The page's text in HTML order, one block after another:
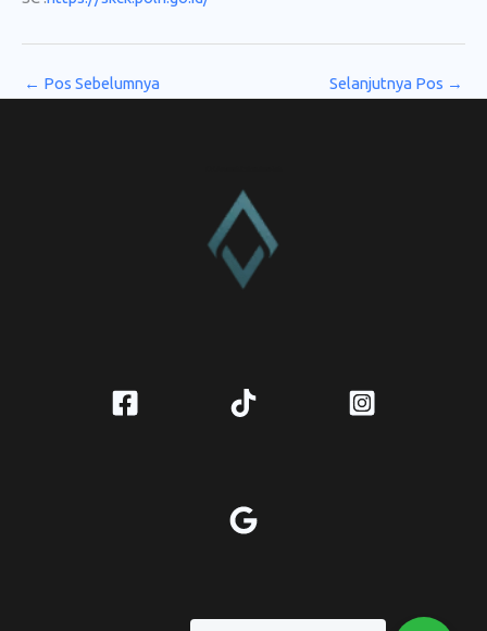
← Pos Sebelumnya Selanjutnya Pos →